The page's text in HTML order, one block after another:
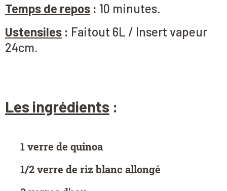
Temps de repos : 10 minutes.
Ustensiles : Faitout 6L / Insert vapeur
24cm.
Les ingrédients :
1 verre de quinoa
1/2 verre de riz blanc allongé